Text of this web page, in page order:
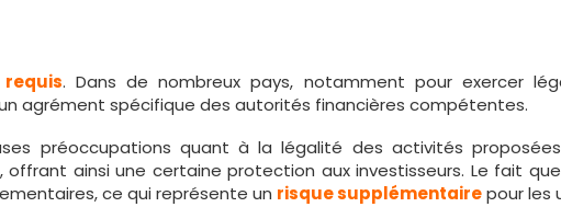
. Dans de nombreux pays, notamment pour exercer
agrément spécifique des autorités financières compétentes.
préoccupations quant à la légalité des activités
ainsi une certaine protection aux investisseurs. Le fait
ce qui représente un risque supplémentairepour les